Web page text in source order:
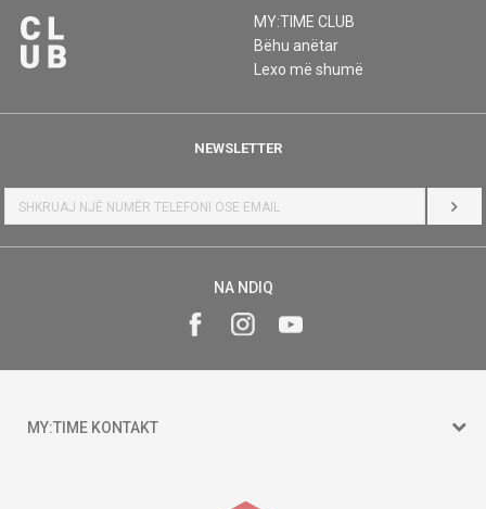
MY:TIME CLUB
Bëhu anëtar
Lexo më shumë
NEWSLETTER
HYR
NA NDIQ
MY:TIME KONTAKT